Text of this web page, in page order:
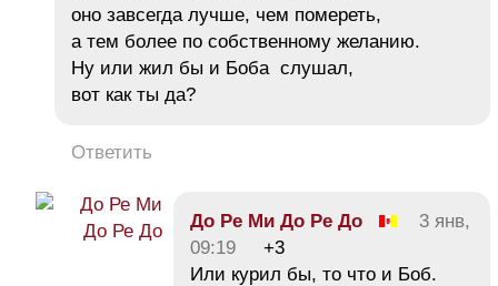
оно завсегда лучше, чем помереть,
а тем более по собственному желанию.
Ну или жил бы и Боба слушал,
вот как ты да?
Ответить
До Ре Ми До Ре До
3 янв,
09:19
+3
Или курил бы, то что и Боб.